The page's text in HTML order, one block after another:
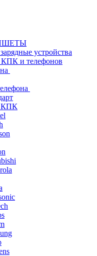
устройства
и телефонов
КПК